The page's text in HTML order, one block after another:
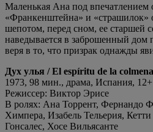
Маленькая Ана под впечатлением
«Франкенштейна» и «страшилок»
шепотом, перед сном, ее старшей
наведывается в заброшенный дом
веря в то, что призрак однажды
Дух улья / El espíritu de la colmena
1973, 98 мин., драма, Испания, 12+
Режиссер: Виктор Эрисе
В ролях: Ана Торрент, Фернандо
Химпера, Изабель Тельерия,
Гонсалес, Хосе Вильясанте